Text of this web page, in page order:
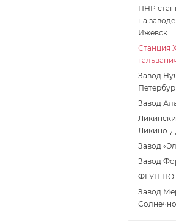
ПНР
на
Ижевск
Станция
Завод
Завод
Ликино-
Завод
Завод
ФГУП ПО
Завод